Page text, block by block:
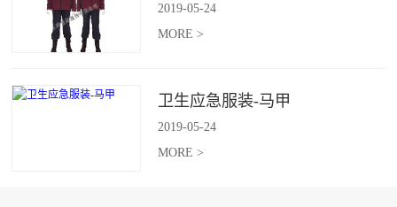
2019-05-24
MORE >
卫生应急服装-马甲
2019-05-24
MORE >